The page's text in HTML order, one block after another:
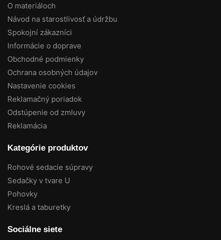
O materiáloch
Návod na starostlivosť a údržbu
Spokojní zákazníci
Informácie o doprave
Obchodné podmienky
Ochrana osobných údajov
Nastavenie cookies
Reklamačný poriadok
Odstúpenie od zmluvy
Reklamácia
Kategórie produktov
Rohové sedacie súpravy
Sedačky v tvare U
Pohovky
Kreslá a taburetky
Sociálne siete